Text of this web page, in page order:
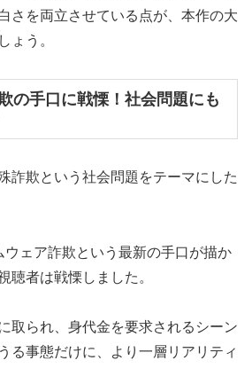
さを両立させている点が、本作の大
ょう。
の手口に戦慄！社会問題にも
詐欺という社会問題をテーマにした
ェア詐欺という最新の手口が描か
聴者は戦慄しました。
取られ、身代金を要求されるシーン
る事態だけに、より一層リアリティ